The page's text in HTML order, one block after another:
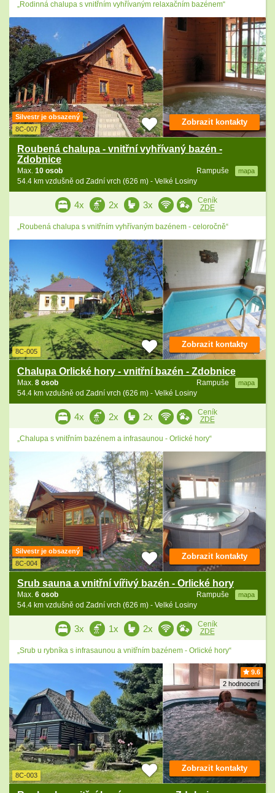
„Rodinná chalupa s vnitřním vyhřívaným relaxačním bazénem“
Silvestr je obsazený
8C-007
Roubená chalupa - vnitřní vyhřívaný bazén -
Zdobnice
Rampuše mapa
Max. 10 osob
54.4 km vzdušně od Zadní vrch (626 m) - Velké Losiny
Zobrazit kontakty
4x 2x 3x
Ceník
ZDE
„Roubená chalupa s vnitřním vyhřívaným bazénem - celoročně“
8C-005
Chalupa Orlické hory - vnitřní bazén - Zdobnice
Rampuše mapa
Max. 8 osob
54.4 km vzdušně od Zadní vrch (626 m) - Velké Losiny
Zobrazit kontakty
4x 2x 2x
Ceník
ZDE
„Chalupa s vnitřním bazénem a infrasaunou - Orlické hory“
Silvestr je obsazený
8C-004
Srub sauna a vnitřní vířivý bazén - Orlické hory
Rampuše mapa
Max. 6 osob
54.4 km vzdušně od Zadní vrch (626 m) - Velké Losiny
Zobrazit kontakty
3x 1x 2x
Ceník
ZDE
„Srub u rybníka s infrasaunou a vnitřním bazénem - Orlické hory“
9.6
2 hodnocení
8C-003
Zobrazit kontakty